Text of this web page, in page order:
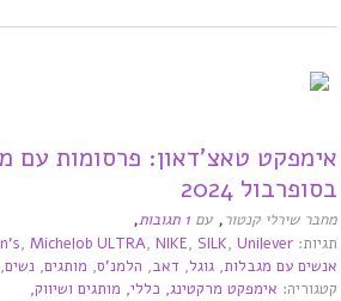
אימפקט טאצ’דאון: פרסומות עם
בסופרבול 2024
מחבר שירלי קנטור,עם 1 תגובות ,
קטגוריה: אימפקט מרקטינג, כללי, מותגים ושיווק,
תגיות: , Michelob ULTRA, NIKE, SILK, Unilever
אנשים עם מגבלות, גוגל, דאב, הלמנ'ס, מותגים, נשים,